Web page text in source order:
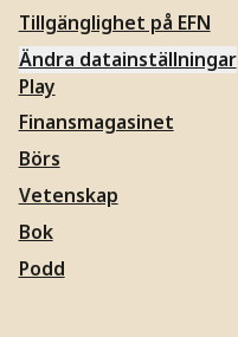
Tillgänglighet på EFN
Ändra datainställningar
Play
Finansmagasinet
Börs
Vetenskap
Bok
Podd